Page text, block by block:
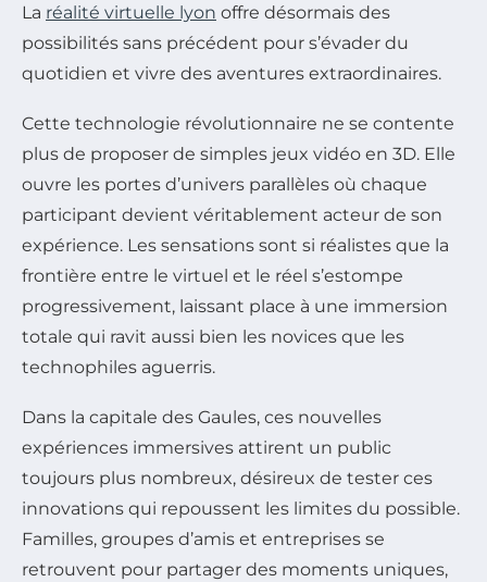
La réalité virtuelle lyon offre désormais des
possibilités sans précédent pour s’évader du
quotidien et vivre des aventures extraordinaires.
Cette technologie révolutionnaire ne se contente
plus de proposer de simples jeux vidéo en 3D. Elle
ouvre les portes d’univers parallèles où chaque
participant devient véritablement acteur de son
expérience. Les sensations sont si réalistes que la
frontière entre le virtuel et le réel s’estompe
progressivement, laissant place à une immersion
totale qui ravit aussi bien les novices que les
technophiles aguerris.
Dans la capitale des Gaules, ces nouvelles
expériences immersives attirent un public
toujours plus nombreux, désireux de tester ces
innovations qui repoussent les limites du possible.
Familles, groupes d’amis et entreprises se
retrouvent pour partager des moments uniques,